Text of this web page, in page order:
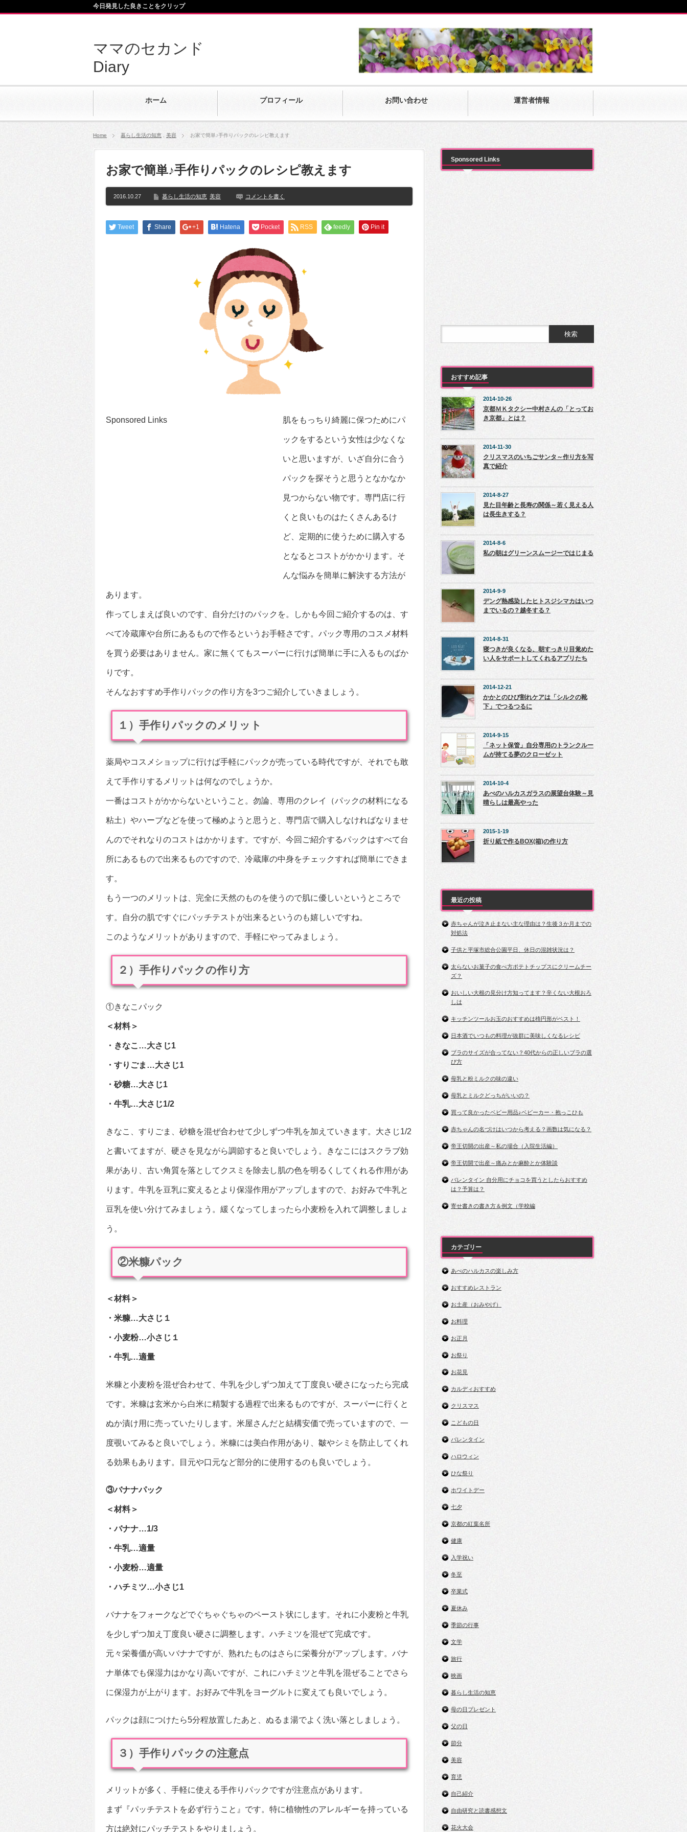
ママのセカンド
Diary
ホーム プロフィール お問い合わせ 運営者情報
今日発見した良きことをクリップ
Home 暮らし生活の知恵 美容 お家で簡単♪手作りパックのレシピ教えます
お家で簡単♪手作りパックのレシピ教えます
2016.10.27 暮らし生活の知恵 美容 コメントを書く
Tweet Share +1 Hatena Pocket RSS feedly Pin it
Sponsored Links 肌をもっちり綺麗に保つためにパ
ックをするという女性は少なくな
いと思いますが、いざ自分に合う
パックを探そうと思うとなかなか
見つからない物です。専門店に行
くと良いものはたくさんあるけ
ど、定期的に使うために購入する
となるとコストがかかります。そ
んな悩みを簡単に解決する方法が
あります。
作ってしまえば良いのです、自分だけのパックを。しかも今回ご紹介するのは、す
べて冷蔵庫や台所にあるもので作るというお手軽さです。パック専用のコスメ材料
を買う必要はありません。家に無くてもスーパーに行けば簡単に手に入るものばか
りです。
そんなおすすめ手作りパックの作り方を3つご紹介していきましょう。
１）手作りパックのメリット
薬局やコスメショップに行けば手軽にパックが売っている時代ですが、それでも敢
えて手作りするメリットは何なのでしょうか。
一番はコストがかからないということ。勿論、専用のクレイ（パックの材料になる
粘土）やハーブなどを使って極めようと思うと、専門店で購入しなければなりませ
んのでそれなりのコストはかかります。ですが、今回ご紹介するパックはすべて台
所にあるもので出来るものですので、冷蔵庫の中身をチェックすれば簡単にできま
す。
もう一つのメリットは、完全に天然のものを使うので肌に優しいというところで
す。自分の肌ですぐにパッチテストが出来るというのも嬉しいですね。
このようなメリットがありますので、手軽にやってみましょう。
２）手作りパックの作り方
①きなこパック
＜材料＞
・きなこ…大さじ1
・すりごま…大さじ1
・砂糖…大さじ1
・牛乳…大さじ1/2
きなこ、すりごま、砂糖を混ぜ合わせて少しずつ牛乳を加えていきます。大さじ1/2
と書いてますが、硬さを見ながら調節すると良いでしょう。きなこにはスクラブ効
果があり、古い角質を落としてクスミを除去し肌の色を明るくしてくれる作用があ
ります。牛乳を豆乳に変えるとより保湿作用がアップしますので、お好みで牛乳と
豆乳を使い分けてみましょう。緩くなってしまったら小麦粉を入れて調整しましょ
う。
②米糠パック
＜材料＞
・米糠…大さじ１
・小麦粉…小さじ１
・牛乳…適量
米糠と小麦粉を混ぜ合わせて、牛乳を少しずつ加えて丁度良い硬さになったら完成
です。米糠は玄米から白米に精製する過程で出来るものですが、スーパーに行くと
ぬか漬け用に売っていたりします。米屋さんだと結構安価で売っていますので、一
度覗いてみると良いでしょう。米糠には美白作用があり、皺やシミを防止してくれ
る効果もあります。目元や口元など部分的に使用するのも良いでしょう。
③バナナパック
＜材料＞
・バナナ…1/3
・牛乳…適量
・小麦粉…適量
・ハチミツ…小さじ1
バナナをフォークなどでぐちゃぐちゃのペースト状にします。それに小麦粉と牛乳
を少しずつ加え丁度良い硬さに調整します。ハチミツを混ぜて完成です。
元々栄養価が高いバナナですが、熟れたものはさらに栄養分がアップします。バナ
ナ単体でも保湿力はかなり高いですが、これにハチミツと牛乳を混ぜることでさら
に保湿力が上がります。お好みで牛乳をヨーグルトに変えても良いでしょう。
パックは顔につけたら5分程放置したあと、ぬるま湯でよく洗い落としましょう。
３）手作りパックの注意点
メリットが多く、手軽に使える手作りパックですが注意点があります。
まず『パッチテストを必ず行うこと』です。特に植物性のアレルギーを持っている
方は絶対にパッチテストをやりましょう。
Sponsored Links
おすすめ記事
2014-10-26
京都ＭＫタクシー中村さんの「とってお
き京都」とは？
2014-11-30
クリスマスのいちごサンタ～作り方を写
真で紹介
2014-8-27
見た目年齢と長寿の関係～若く見える人
は長生きする？
2014-8-6
私の朝はグリーンスムージーではじまる
2014-9-9
デング熱感染したヒトスジシマカはいつ
までいるの？越冬する？
2014-8-31
寝つきが良くなる、朝すっきり目覚めた
い人をサポートしてくれるアプリたち
2014-12-21
かかとのひび割れケアは「シルクの靴
下」でつるつるに
2014-9-15
「ネット保管」自分専用のトランクルー
ムが持てる夢のクローゼット
2014-10-4
あべのハルカスガラスの展望台体験～見
晴らしは最高やった
2015-1-19
折り紙で作るBOX(箱)の作り方
最近の投稿
赤ちゃんが泣き止まない主な理由は？生後３か月までの
対処法
子供と平塚市総合公園平日、休日の混雑状況は？
太らないお菓子の食べ方ポテトチップスにクリームチー
ズ？
おいしい大根の見分け方知ってます？辛くない大根おろ
しは
キッチンツールお玉のおすすめは楕円形がベスト！
日本酒でいつもの料理が抜群に美味しくなるレシピ
ブラのサイズが合ってない？40代からの正しいブラの選
び方
母乳と粉ミルクの味の違い
母乳とミルクどっちがいいの？
買って良かったベビー用品♪ベビーカー・抱っこひも
赤ちゃんの名づけはいつから考える？画数は気になる？
帝王切開の出産～私の場合（入院生活編）
帝王切開で出産～痛みとか麻酔とか体験談
バレンタイン 自分用にチョコを買うとしたらおすすめ
は？予算は？
寄せ書きの書き方＆例文（学校編
カテゴリー
あべのハルカスの楽しみ方
おすすめレストラン
お土産（おみやげ）
お料理
お正月
お祭り
お花見
カルディおすすめ
クリスマス
こどもの日
バレンタイン
ハロウィン
ひな祭り
ホワイトデー
七夕
京都の紅葉名所
健康
入学祝い
冬至
卒業式
夏休み
季節の行事
文学
旅行
映画
暮らし生活の知恵
母の日プレゼント
父の日
節分
美容
育児
自己紹介
自由研究と読書感想文
花火大会